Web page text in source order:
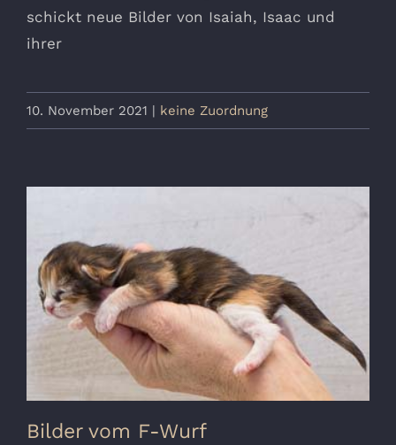
schickt neue Bilder von Isaiah, Isaac und
ihrer
10. November 2021 | keine Zuordnung
Bilder vom F-Wurf